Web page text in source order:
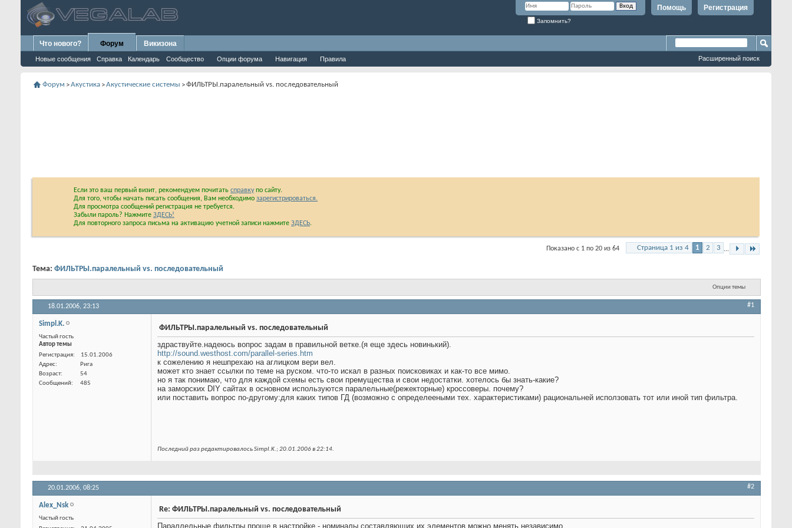
Регистрация
Помощь
Запомнить?
Что нового? Форум
Новые сообщения Справка Календарь Сообщество Опции форума Навигация Правила
Викизона
Расширенный поиск
Форум >Акустика >Акустические системы >ФИЛЬТРЫ.паралельный vs. последовательный
Если это ваш первый визит, рекомендуем почитать справкупо сайту.
Для того, чтобы начать писать сообщения, Вам необходимо зарегистрироваться.
Для просмотра сообщений регистрация не требуется.
Забыли пароль? Нажмите ЗДЕСЬ!
Для повторного запроса письма на активацию учетной записи нажмите ЗДЕСЬ.
Страница 1 из 4 1 2 3 ...
Показано с 1 по 20 из 64
Тема: ФИЛЬТРЫ.паралельный vs. последовательный
Опции темы
18.01.2006, 23:13 #1
Simpl.K.
Частый гость
Автор темы
ФИЛЬТРЫ.паралельный vs. последовательный
здраствуйте.надеюсь вопрос задам в правильной ветке.(я еще здесь новинький).
http://sound.westhost.com/parallel-series.htm
к сожелению я нешпрехаю на аглицком вери вел.
может кто знает ссылки по теме на руском. что-то искал в разных поисковиках и как-то все мимо.
но я так понимаю, что для каждой схемы есть свои премущества и свои недостатки. хотелось бы знать-какие?
на заморских DIY сайтах в основном используются паралельные(режекторные) кроссоверы. почему?
или поставить вопрос по-другому:для каких типов ГД (возможно с определееными тех. характеристиками) рациональней исползовать тот или иной тип фильтра.
#2
Alex_Nsk
Re: ФИЛЬТРЫ.паралельный vs. последовательный